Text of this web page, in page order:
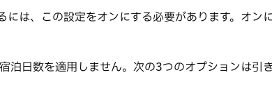
には、この設定をオンにする必要があります。オ
日数を適用しません。次の3つのオプションは引き